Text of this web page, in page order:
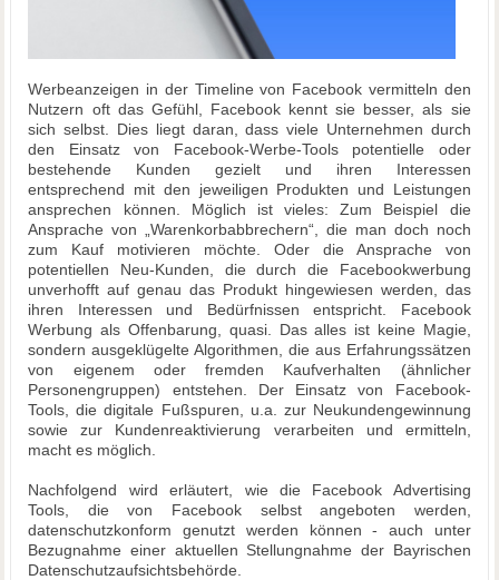
Werbeanzeigen in der Timeline von Facebook vermitteln den
Nutzern oft das Gefühl, Facebook kennt sie besser, als sie
sich selbst. Dies liegt daran, dass viele Unternehmen durch
den Einsatz von Facebook-Werbe-Tools potentielle oder
bestehende Kunden gezielt und ihren Interessen
entsprechend mit den jeweiligen Produkten und Leistungen
ansprechen können. Möglich ist vieles: Zum Beispiel die
Ansprache von „Warenkorbabbrechern“, die man doch noch
zum Kauf motivieren möchte. Oder die Ansprache von
potentiellen Neu-Kunden, die durch die Facebookwerbung
unverhofft auf genau das Produkt hingewiesen werden, das
ihren Interessen und Bedürfnissen entspricht. Facebook
Werbung als Offenbarung, quasi. Das alles ist keine Magie,
sondern ausgeklügelte Algorithmen, die aus Erfahrungssätzen
von eigenem oder fremden Kaufverhalten (ähnlicher
Personengruppen) entstehen. Der Einsatz von Facebook-
Tools, die digitale Fußspuren, u.a. zur Neukundengewinnung
sowie zur Kundenreaktivierung verarbeiten und ermitteln,
macht es möglich.
Nachfolgend wird erläutert, wie die Facebook Advertising
Tools, die von Facebook selbst angeboten werden,
datenschutzkonform genutzt werden können - auch unter
Bezugnahme einer aktuellen Stellungnahme der Bayrischen
Datenschutzaufsichtsbehörde.